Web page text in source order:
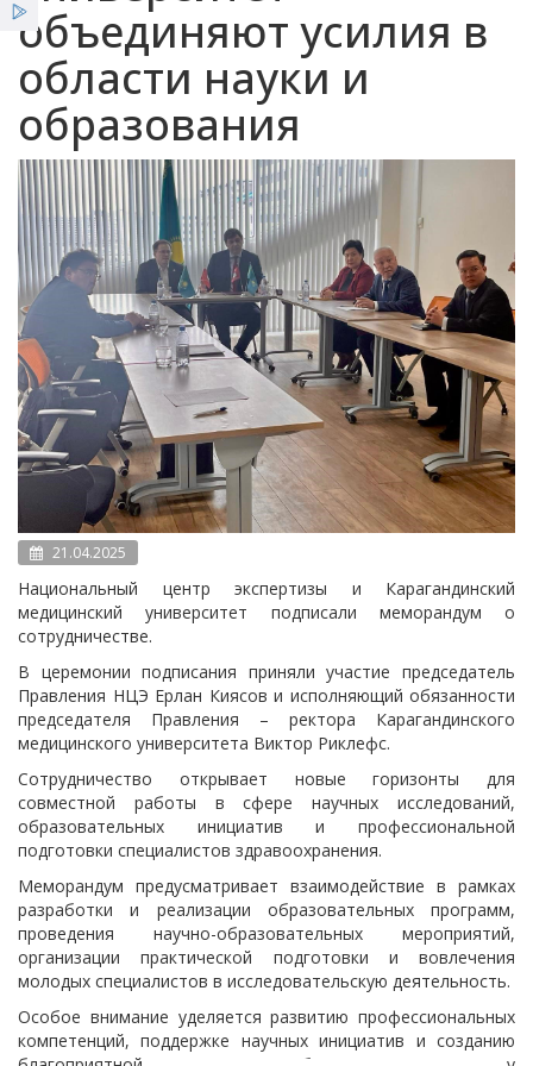
Услуги
Льготы
Новости
объединяют усилия в
области науки и
образования
21.04.2025
Национальный центр экспертизы и Карагандинский
медицинский университет подписали меморандум о
сотрудничестве.
В церемонии подписания приняли участие председатель
Правления НЦЭ Ерлан Киясов и исполняющий обязанности
председателя Правления – ректора Карагандинского
медицинского университета Виктор Риклефс.
Сотрудничество открывает новые горизонты для
совместной работы в сфере научных исследований,
образовательных инициатив и профессиональной
подготовки специалистов здравоохранения.
Меморандум предусматривает взаимодействие в рамках
разработки и реализации образовательных программ,
проведения научно-образовательных мероприятий,
организации практической подготовки и вовлечения
молодых специалистов в исследовательскую деятельность.
Особое внимание уделяется развитию профессиональных
компетенций, поддержке научных инициатив и созданию